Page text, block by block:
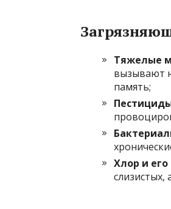
Тяжелые
вызывают
память;
Хлор и
слизистых,